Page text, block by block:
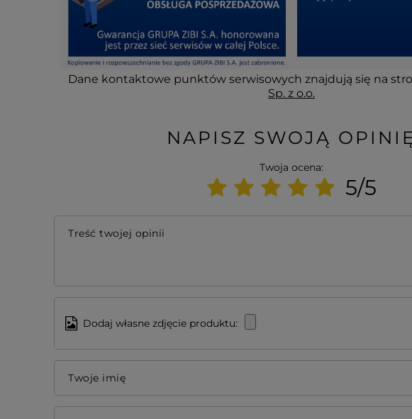
Dane kontaktowe punktów serwisowych znajdują się na
Sp. z o.o.
NAPISZ SWOJĄ
Twoja ocena:
5/5
Treść twojej opinii
Dodaj własne zdjęcie produktu:
Twoje imię